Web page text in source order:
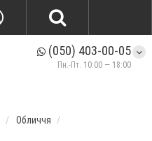
(050) 403-00-05
Пн.-Пт. 10:00 — 18:00
Обличчя